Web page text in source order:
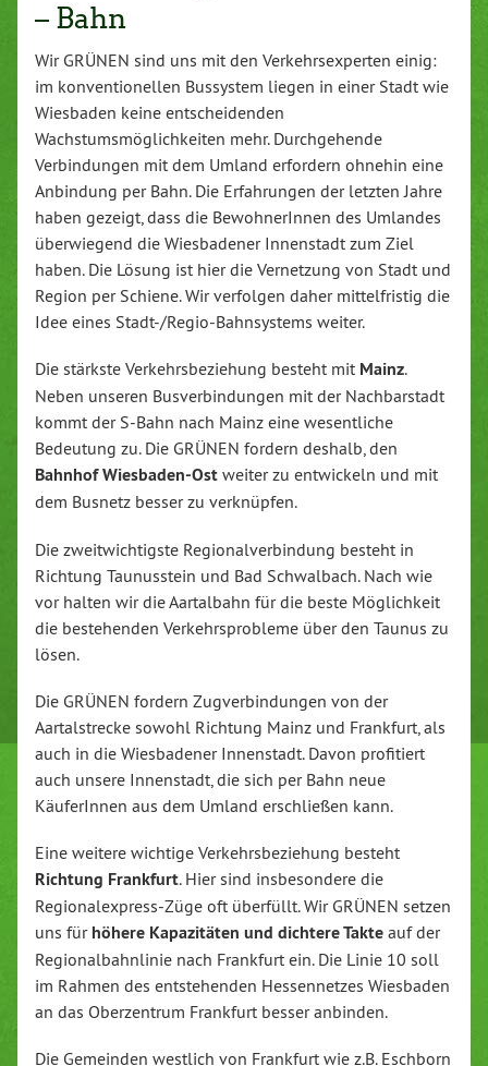
– Bahn
Wir GRÜNEN sind uns mit den Verkehrsexperten einig:
im konventionellen Bussystem liegen in einer Stadt wie
Wiesbaden keine entscheidenden
Wachstumsmöglichkeiten mehr. Durchgehende
Verbindungen mit dem Umland erfordern ohnehin eine
Anbindung per Bahn. Die Erfahrungen der letzten Jahre
haben gezeigt, dass die BewohnerInnen des Umlandes
überwiegend die Wiesbadener Innenstadt zum Ziel
haben. Die Lösung ist hier die Vernetzung von Stadt und
Region per Schiene. Wir verfolgen daher mittelfristig die
Idee eines Stadt-/Regio-Bahnsystems weiter.
Die stärkste Verkehrsbeziehung besteht mit Mainz.
Neben unseren Busverbindungen mit der Nachbarstadt
kommt der S-Bahn nach Mainz eine wesentliche
Bedeutung zu. Die GRÜNEN fordern deshalb, den
Bahnhof Wiesbaden-Ost weiter zu entwickeln und mit
dem Busnetz besser zu verknüpfen.
Die zweitwichtigste Regionalverbindung besteht in
Richtung Taunusstein und Bad Schwalbach. Nach wie
vor halten wir die Aartalbahn für die beste Möglichkeit
die bestehenden Verkehrsprobleme über den Taunus zu
lösen.
Die GRÜNEN fordern Zugverbindungen von der
Aartalstrecke sowohl Richtung Mainz und Frankfurt, als
auch in die Wiesbadener Innenstadt. Davon profitiert
auch unsere Innenstadt, die sich per Bahn neue
KäuferInnen aus dem Umland erschließen kann.
Eine weitere wichtige Verkehrsbeziehung besteht
Richtung Frankfurt. Hier sind insbesondere die
Regionalexpress-Züge oft überfüllt. Wir GRÜNEN setzen
uns für höhere Kapazitäten und dichtere Takte auf der
Regionalbahnlinie nach Frankfurt ein. Die Linie 10 soll
im Rahmen des entstehenden Hessennetzes Wiesbaden
an das Oberzentrum Frankfurt besser anbinden.
Die Gemeinden westlich von Frankfurt wie z.B. Eschborn